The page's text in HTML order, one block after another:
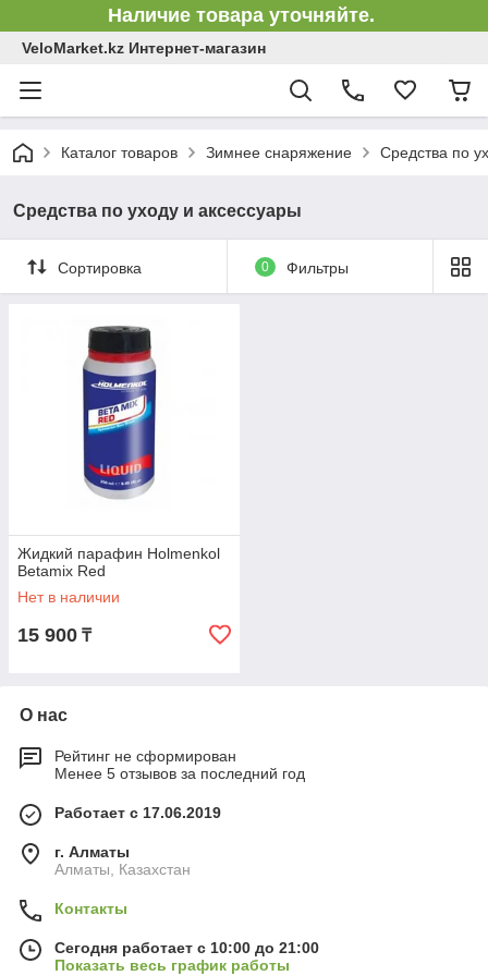
Наличие товара уточняйте.
VeloMarket.kz Интернет-магазин
Каталог товаров Зимнее снаряжение Средства по
Средства по уходу и аксессуары
Сортировка 0 Фильтры
Жидкий парафин Holmenkol
Betamix Red
Нет в наличии
15 900 ₸
О нас
Рейтинг не сформирован
Менее 5 отзывов за последний год
Работает с 17.06.2019
г. Алматы
Алматы, Казахстан
Контакты
Сегодня работает с 10:00 до 21:00
Показать весь график работы